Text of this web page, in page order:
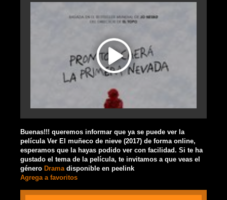
Buenas!!! queremos informar que ya se puede ver la
película Ver El muñeco de nieve (2017) de forma online,
esperamos que la hayas podido ver con facilidad. Si te ha
gustado el tema de la película, te invitamos a que veas el
género Drama disponible en peelink
Agrega a favoritos